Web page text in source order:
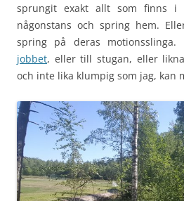
sprungit exakt allt som finns i
någonstans och spring hem.
spring på deras motionsslinga.
jobbet, eller till stugan, eller
och inte lika klumpig som jag, kan